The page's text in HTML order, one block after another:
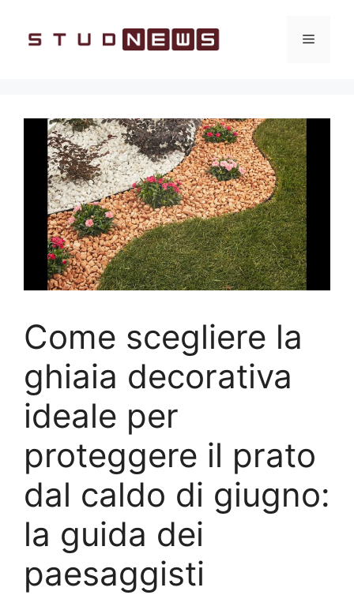
contenuto
Menu
Come scegliere la
ghiaia decorativa
ideale per
proteggere il prato
dal caldo di giugno:
la guida dei
paesaggisti